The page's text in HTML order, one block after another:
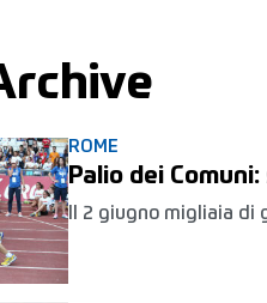
ROME
Palio dei
Il 2 giugno migliaia